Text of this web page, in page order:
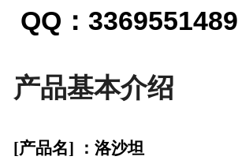
QQ：3369551489
产品基本介绍
[产品名] ： 洛沙坦